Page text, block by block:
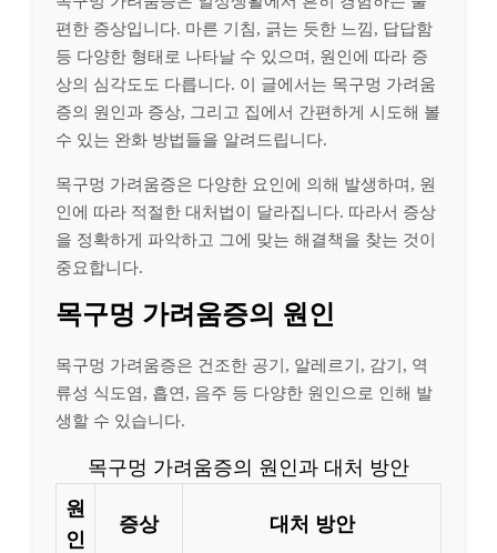
편한 증상입니다. 마른 기침, 긁는 듯한 느낌, 답답함
등 다양한 형태로 나타날 수 있으며, 원인에 따라 증
상의 심각도도 다릅니다. 이 글에서는 목구멍 가려움
증의 원인과 증상, 그리고 집에서 간편하게 시도해 볼
수 있는 완화 방법들을 알려드립니다.
목구멍 가려움증은 다양한 요인에 의해 발생하며, 원
인에 따라 적절한 대처법이 달라집니다. 따라서 증상
을 정확하게 파악하고 그에 맞는 해결책을 찾는 것이
중요합니다.
목구멍 가려움증의 원인
목구멍 가려움증은 건조한 공기, 알레르기, 감기, 역
류성 식도염, 흡연, 음주 등 다양한 원인으로 인해 발
생할 수 있습니다.
목구멍 가려움증의 원인과 대처 방안
원
인
증상 대처 방안